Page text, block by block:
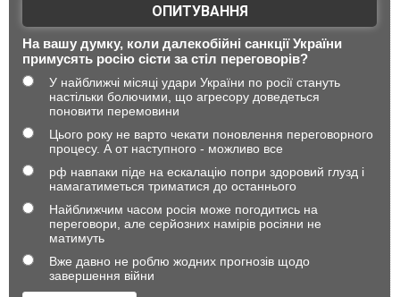
ОПИТУВАННЯ
На вашу думку, коли далекобійні санкції України
примусять росію сісти за стіл переговорів?
У найближчі місяці удари України по росії стануть
настільки болючими, що агресору доведеться
поновити перемовини
Цього року не варто чекати поновлення переговорного
процесу. А от наступного - можливо все
рф навпаки піде на ескалацію попри здоровий глузд і
намагатиметься триматися до останнього
Найближчим часом росія може погодитись на
переговори, але серйозних намірів росіяни не
матимуть
Вже давно не роблю жодних прогнозів щодо
завершення війни